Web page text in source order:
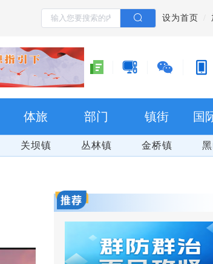
设为首页
体旅 部门 镇街 国
关坝镇 丛林镇 金桥镇